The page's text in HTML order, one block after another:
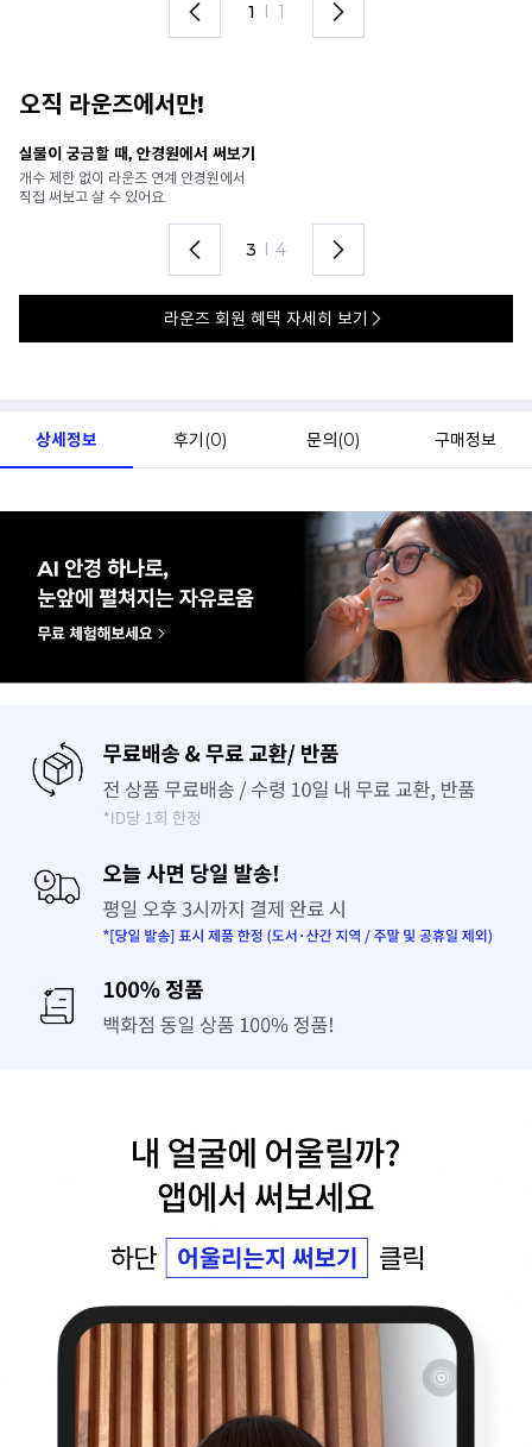
1 I 1
오직 라운즈에서만!
안경 렌즈 맞춤까지 한 번에
가까운 안경원으로 배송받아
렌즈 맞춤부터 피팅까지 편하게!
4 I 4
라운즈 회원 혜택 자세히 보기
상세정보 후기(0) 문의(0) 구매정보